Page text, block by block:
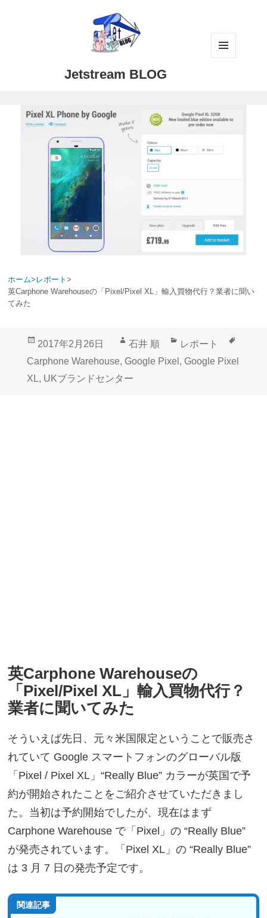
Jetstream BLOG
ホーム> レポート>
英Carphone Warehouseの「Pixel/Pixel XL」輸入買物代行？業者に聞い
てみた
投
稿
日:
2017年2月26日
作
成
者
石井 順
カ
テ
レポート
グ
Carphone Warehouse, Google Pixel , Google Pixel
XL, UKブランドセンター
英Carphone Warehouseの
「Pixel/Pixel XL」輸入買物代行？
業者に聞いてみた
そういえば先日、元々米国限定ということで販売さ
れていて Google スマートフォンのグローバル版
「Pixel / Pixel XL」“Really Blue” カラーが英国で予
約が開始されたことをご紹介させていただきまし
た。当初は予約開始でしたが、現在はまず
Carphone Warehouse で「Pixel」の “Really Blue”
が発売されています。「Pixel XL」の “Really Blue”
は 3 月 7 日の発売予定です。
関連記事